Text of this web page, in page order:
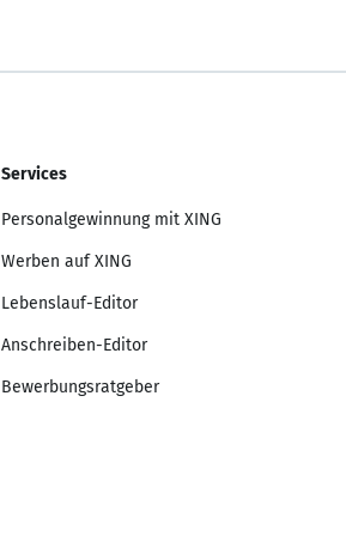
Services
Personalgewinnung mit XING
Werben auf XING
Lebenslauf-Editor
Anschreiben-Editor
Bewerbungsratgeber